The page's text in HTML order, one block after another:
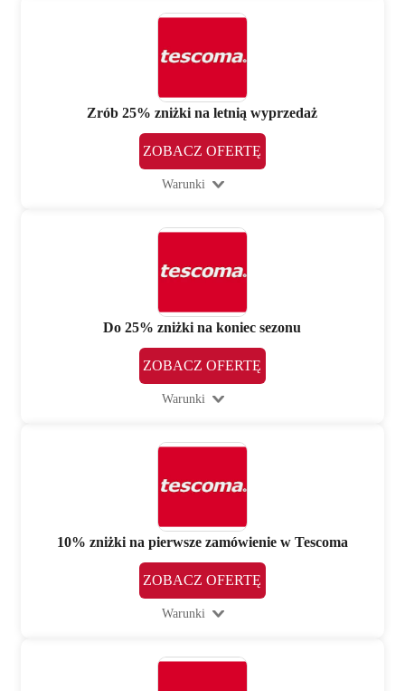
Zrób 25% zniżki na letnią wyprzedaż
ZOBACZ OFERTĘ
Warunki
Do 25% zniżki na koniec sezonu
ZOBACZ OFERTĘ
Warunki
10% zniżki na pierwsze zamówienie w Tescoma
ZOBACZ OFERTĘ
Warunki